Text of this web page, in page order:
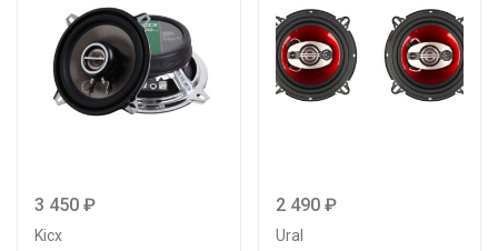
3 450 ₽
Kicx
2 490 ₽
Ural